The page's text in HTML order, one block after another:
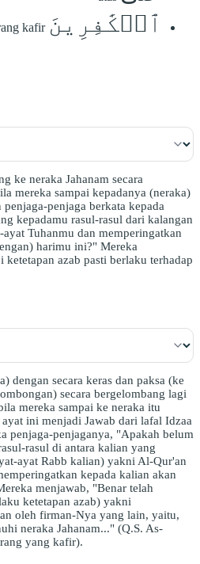
ٱلۡكَٰفِرِينَ kafir
ke neraka Jahanam secara
mereka sampai kepadanya (neraka)
penjaga berkata kepada
kepadamu rasul-rasul dari kalangan
Tuhanmu dan memperingatkan
harimu ini?" Mereka
ketetapan azab pasti berlaku terhadap
dengan secara keras dan paksa (ke
secara bergelombang lagi
mereka sampai ke neraka itu
ini menjadi Jawab dari lafal Idzaa
penjaga-penjaganya, "Apakah belum
rasul di antara kalian yang
ayat Rabb kalian) yakni Al-Qur'an
kepada kalian akan
menjawab, "Benar telah
ketetapan azab) yakni
oleh firman-Nya yang lain, yaitu,
neraka Jahanam..." (Q.S. As-
yang kafir).